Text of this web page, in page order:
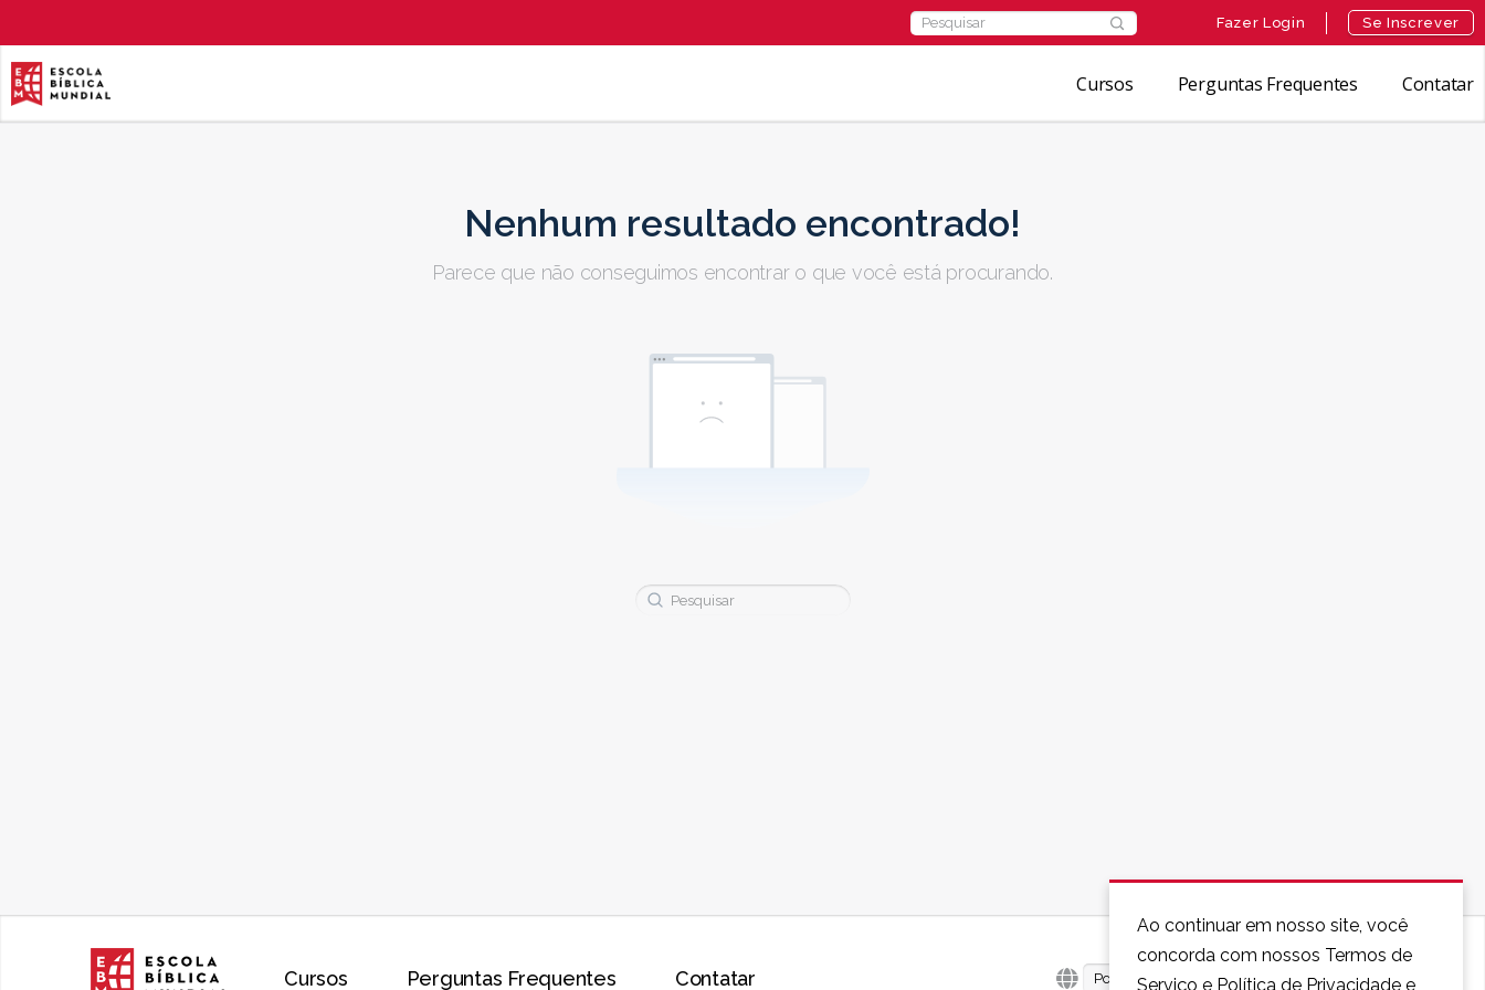
Search
for:
Fazer Login Se Inscrever
Cursos Perguntas Frequentes Contatar
Nenhum resultado encontrado!
Parece que não conseguimos encontrar o que você está procurando.
Buscar:
Cursos Perguntas Frequentes Contatar Português
Ao continuar em nosso site, você
concorda com nossos Termos de
Serviço e Política de Privacidade e